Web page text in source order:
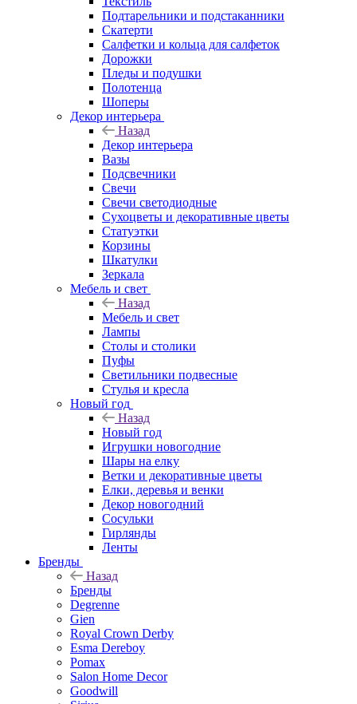
Подтарельники и подстаканники
Скатерти
Салфетки и кольца для салфеток
Дорожки
Пледы и подушки
Полотенца
Шоперы
Декор интерьера
Назад
Декор интерьера
Вазы
Подсвечники
Свечи
Свечи светодиодные
Сухоцветы и декоративные цветы
Статуэтки
Корзины
Шкатулки
Зеркала
Мебель и свет
Назад
Мебель и свет
Лампы
Столы и столики
Пуфы
Светильники подвесные
Стулья и кресла
Новый год
Назад
Новый год
Игрушки новогодние
Шары на елку
Ветки и декоративные цветы
Елки, деревья и венки
Декор новогодний
Сосульки
Гирлянды
Ленты
Бренды
Назад
Бренды
Degrenne
Gien
Royal Crown Derby
Esma Dereboy
Pomax
Salon Home Decor
Goodwill